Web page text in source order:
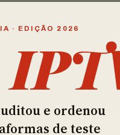
· EDIÇÃO 2026
e ordenou
de teste